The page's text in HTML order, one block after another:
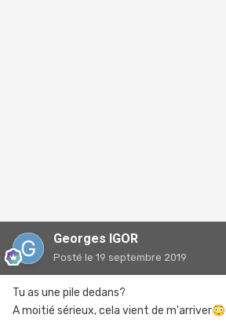
Georges IGOR
Posté le 19 septembre 2019
Tu as une pile dedans?
A moitié sérieux, cela vient de m'arriver😳